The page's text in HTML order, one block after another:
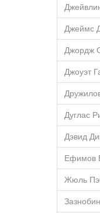
Джеймс
Джордж
Джоуэт
Дуглас
Дэвид
Ефимов
Жюль